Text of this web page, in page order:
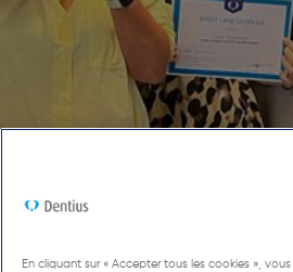
En cliquant sur « Accepter tous les cookies »,